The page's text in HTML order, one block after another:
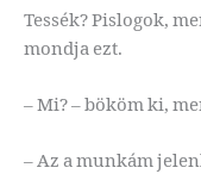
Tessék? Pislogok,
mondja ezt.
– Mi? – bököm ki,
– Az a munkám